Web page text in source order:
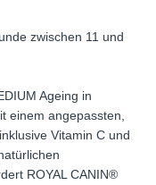
zwischen 11 und
Ageing in
einem angepassten,
Vitamin C und
ROYAL CANIN®